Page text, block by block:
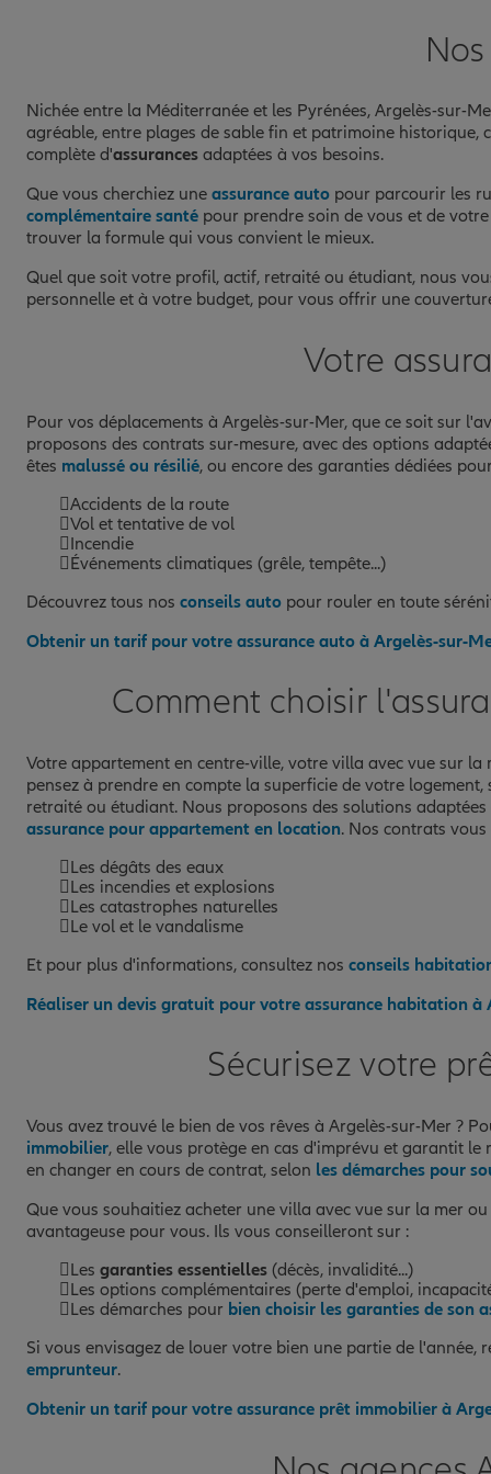
Voir
Nichée entre la Méditerranée et les Pyrénées, Argelès-sur-
agréable, entre plages de sable fin et patrimoine historique,
complète d'assurances adaptées à vos besoins.
Que vous cherchiez une assurance auto pour parcourir les
complémentaire santé pour prendre soin de vous et de
trouver la formule qui vous convient le mieux.
Quel que soit votre profil, actif, retraité ou étudiant, nous
personnelle et à votre budget, pour vous offrir une
Votre
Pour vos déplacements à Argelès-sur-Mer, que ce soit sur
proposons des contrats sur-mesure, avec des options
êtes malussé ou résilié, ou encore des garanties dédiées
Accidents de la route
Vol et tentative de vol
Incendie
Événements climatiques (grêle, tempête...)
Découvrez tous nos conseils auto pour rouler en toute
Obtenir un tarif pour votre assurance auto à Argelès-sur-
Comment choisir
Votre appartement en centre-ville, votre villa avec vue sur
pensez à prendre en compte la superficie de votre
retraité ou étudiant. Nous proposons des solutions
assurance pour appartement en location. Nos contrats
Les dégâts des eaux
Les incendies et explosions
Les catastrophes naturelles
Le vol et le vandalisme
Et pour plus d'informations, consultez nos conseils
Réaliser un devis gratuit pour votre assurance habitation à
Sécurisez votre
Vous avez trouvé le bien de vos rêves à Argelès-sur-Mer ?
immobilier, elle vous protège en cas d'imprévu et garantit
en changer en cours de contrat, selon les démarches pour
Que vous souhaitiez acheter une villa avec vue sur la mer
avantageuse pour vous. Ils vous conseilleront sur :
Les garanties essentielles (décès, invalidité...)
Les options complémentaires (perte d'emploi,
Les démarches pour bien choisir les garanties de son
Si vous envisagez de louer votre bien une partie de l'année,
emprunteur.
Obtenir un tarif pour votre assurance prêt immobilier à